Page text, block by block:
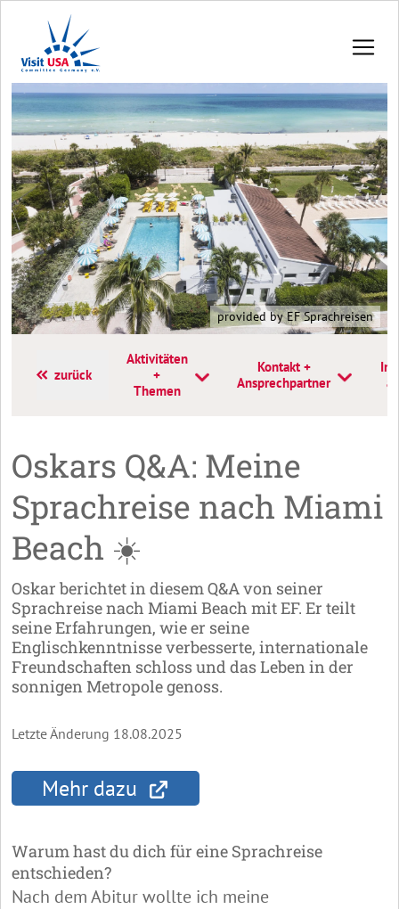
provided by EF Sprachreisen
zurück
Aktivitäten
+
Themen
Kontakt +
Ansprechpartner
Oskars Q&A: Meine
Sprachreise nach Miami
Beach ☀️
Oskar berichtet in diesem Q&A von seiner
Sprachreise nach Miami Beach mit EF. Er teilt
seine Erfahrungen, wie er seine
Englischkenntnisse verbesserte, internationale
Freundschaften schloss und das Leben in der
sonnigen Metropole genoss.
Letzte Änderung 18.08.2025
Mehr dazu
Warum hast du dich für eine Sprachreise
entschieden?
Nach dem Abitur wollte ich meine